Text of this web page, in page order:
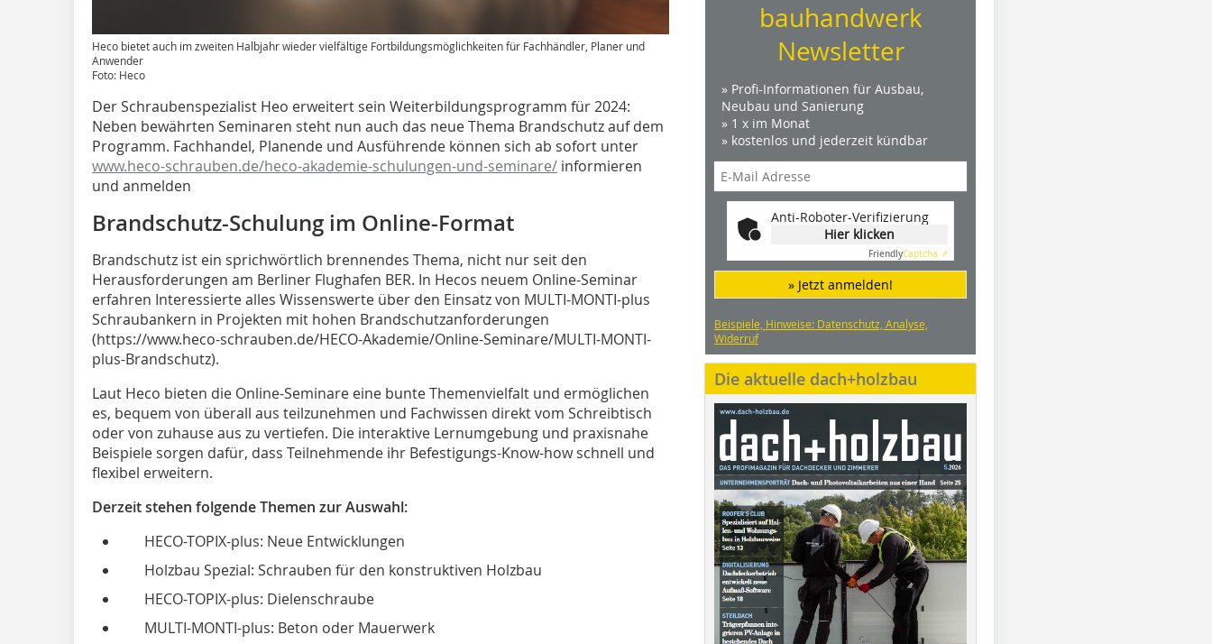
Heco bietet auch im zweiten Halbjahr wieder vielfältige Fortbildungsmöglichkeiten für Fachhändler, Planer und
Anwender
Foto: Heco
Der Schraubenspezialist Heo erweitert sein Weiterbildungsprogramm für 2024:
Neben bewährten Seminaren steht nun auch das neue Thema Brandschutz auf dem
Programm. Fachhandel, Planende und Ausführende können sich ab sofort unter
www.heco-schrauben.de/heco-akademie-schulungen-und-seminare/ informieren
und anmelden
Brandschutz-Schulung im Online-Format
Brandschutz ist ein sprichwörtlich brennendes Thema, nicht nur seit den
Herausforderungen am Berliner Flughafen BER. In Hecos neuem Online-Seminar
erfahren Interessierte alles Wissenswerte über den Einsatz von MULTI-MONTI-plus
Schraubankern in Projekten mit hohen Brandschutzanforderungen
(https://www.heco-schrauben.de/HECO-Akademie/Online-Seminare/MULTI-MONTI-
plus-Brandschutz).
Laut Heco bieten die Online-Seminare eine bunte Themenvielfalt und ermöglichen
es, bequem von überall aus teilzunehmen und Fachwissen direkt vom Schreibtisch
oder von zuhause aus zu vertiefen. Die interaktive Lernumgebung und praxisnahe
Beispiele sorgen dafür, dass Teilnehmende ihr Befestigungs-Know-how schnell und
flexibel erweitern.
Derzeit stehen folgende Themen zur Auswahl:
HECO-TOPIX-plus: Neue Entwicklungen
Holzbau Spezial: Schrauben für den konstruktiven Holzbau
HECO-TOPIX-plus: Dielenschraube
MULTI-MONTI-plus: Beton oder Mauerwerk
bauhandwerk
Newsletter
» Profi-Informationen für Ausbau,
Neubau und Sanierung
» 1 x im Monat
» kostenlos und jederzeit kündbar
Anti-Roboter-Verifizierung
Hier klicken
FriendlyCaptcha ⇗
» Jetzt anmelden!
Beispiele, Hinweise: Datenschutz, Analyse,
Widerruf
Die aktuelle dach+holzbau